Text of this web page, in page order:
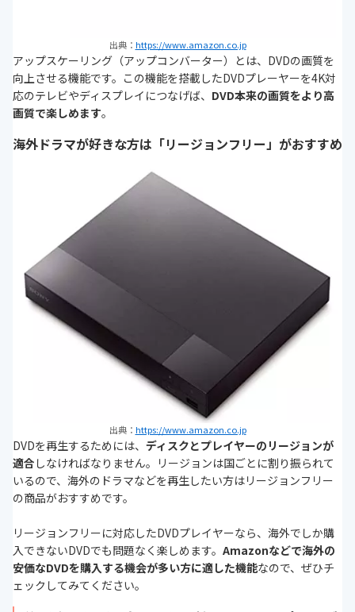
出典： https://www.amazon.co.jp
アップスケーリング（アップコンバーター）とは、DVDの画質を
向上させる機能です。この機能を搭載したDVDプレーヤーを4K対
応のテレビやディスプレイにつなげば、 DVD本来の画質をより高
画質で楽しめます。
海外ドラマが好きな方は「リージョンフリー」がおすすめ
出典： https://www.amazon.co.jp
DVDを再生するためには、 ディスクとプレイヤーのリージョンが
適合 しなければなりません。リージョンは国ごとに割り振られて
いるので、海外のドラマなどを再生したい方はリージョンフリー
の商品がおすすめです。
リージョンフリーに対応したDVDプレイヤーなら、海外でしか購
入できないDVDでも問題なく楽しめます。 Amazonなどで海外の
安価なDVDを購入する機会が多い方に適した機能なので、ぜひチ
ェックしてみてください。